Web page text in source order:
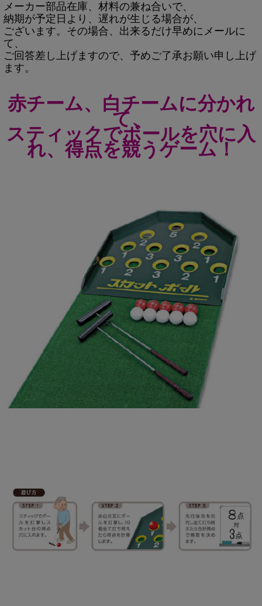
メーカー部品在庫、材料の兼ね合いで、
納期が予定日より、遅れが生じる場合が、
ございます。その場合、出来るだけ早めにメールに
て、
ご回答差し上げますので、予めご了承お願い申し上げ
ます。
赤チーム、白チームに分かれ
て、
スティックでボールを穴に入
れ、得点を競うゲーム！